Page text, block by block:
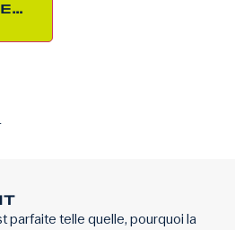
AU PANIER
parfaite telle quelle, pourquoi la